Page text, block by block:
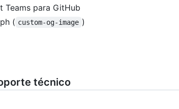
Teams para GitHub
( custom-og-image )
técnico